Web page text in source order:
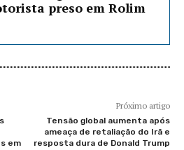
preso em Rolim
em
Próximo artigo
Tensão global aumenta após
ameaça de retaliação do Irã e
resposta dura de Donald Trump